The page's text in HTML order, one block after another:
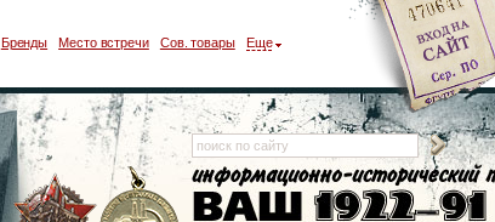
Бренды Место встречи Сов. товары Еще